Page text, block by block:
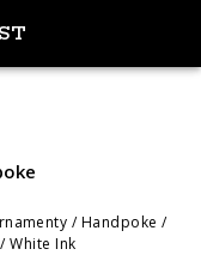
/ Handpoke /
White Ink